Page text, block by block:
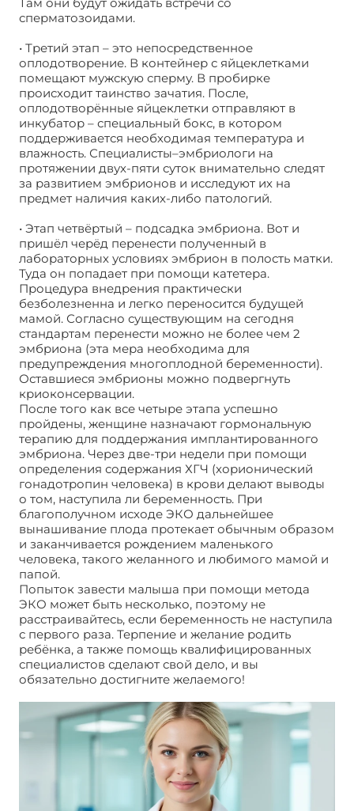
сперматозоидами.
• Третий этап – это непосредственное
оплодотворение. В контейнер с яйцеклетками
помещают мужскую сперму. В пробирке
происходит таинство зачатия. После,
оплодотворённые яйцеклетки отправляют в
инкубатор – специальный бокс, в котором
поддерживается необходимая температура и
влажность. Специалисты–эмбриологи на
протяжении двух-пяти суток внимательно следят
за развитием эмбрионов и исследуют их на
предмет наличия каких-либо патологий.
• Этап четвёртый – подсадка эмбриона. Вот и
пришёл черёд перенести полученный в
лабораторных условиях эмбрион в полость матки.
Туда он попадает при помощи катетера.
Процедура внедрения практически
безболезненна и легко переносится будущей
мамой. Согласно существующим на сегодня
стандартам перенести можно не более чем 2
эмбриона (эта мера необходима для
предупреждения многоплодной беременности).
Оставшиеся эмбрионы можно подвергнуть
криоконсервации.
После того как все четыре этапа успешно
пройдены, женщине назначают гормональную
терапию для поддержания имплантированного
эмбриона. Через две-три недели при помощи
определения содержания ХГЧ (хорионический
гонадотропин человека) в крови делают выводы
о том, наступила ли беременность. При
благополучном исходе ЭКО дальнейшее
вынашивание плода протекает обычным образом
и заканчивается рождением маленького
человека, такого желанного и любимого мамой и
папой.
Попыток завести малыша при помощи метода
ЭКО может быть несколько, поэтому не
расстраивайтесь, если беременность не наступила
с первого раза. Терпение и желание родить
ребёнка, а также помощь квалифицированных
специалистов сделают свой дело, и вы
обязательно достигните желаемого!